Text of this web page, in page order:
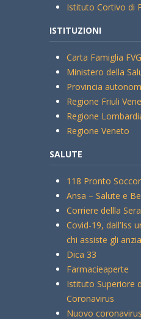
Istituto Cortivo di
ISTITUZIONI
Carta Famiglia FVG
Ministero della
Provincia
Regione Friuli
Regione
Regione Veneto
SALUTE
118 Pronto
Ansa – Salute e
Corriere dellla
Covid-19, dall’Iss
chi assiste gli
Dica 33
Farmacieaperte
Istituto Superiore
Coronavirus
Nuovo